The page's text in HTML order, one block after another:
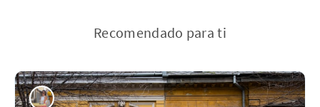
Recomendado para ti